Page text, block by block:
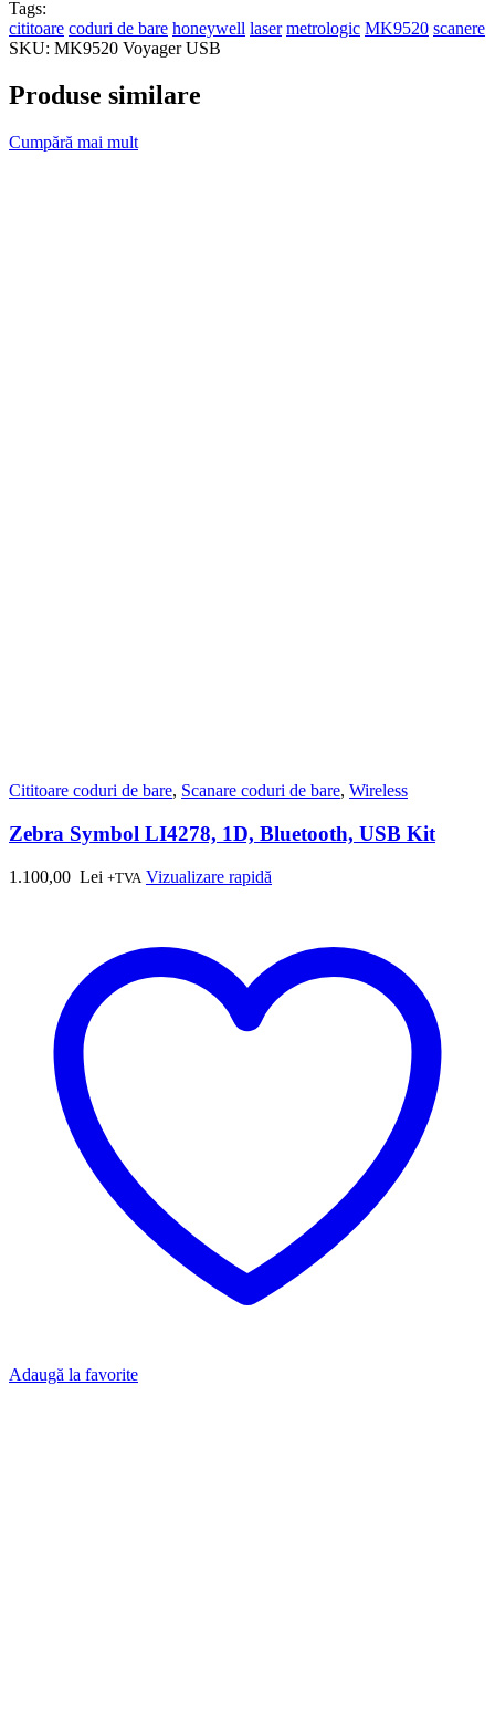
Tags:
cititoare coduri de bare honeywell laser metrologic MK9520 scanere
SKU: MK9520 Voyager USB
Produse similare
Cumpără mai mult
Cititoare coduri de bare, Scanare coduri de bare, Wireless
Zebra Symbol LI4278, 1D, Bluetooth, USB Kit
1.100,00 Lei +TVA Vizualizare rapidă
Adaugă la favorite